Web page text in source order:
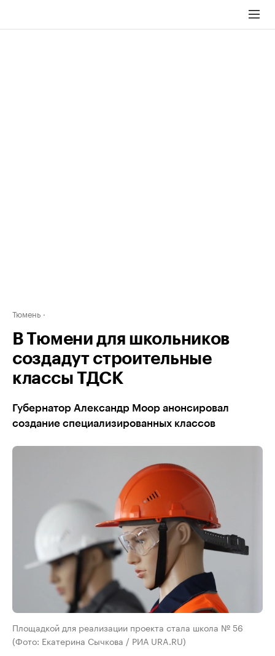
Тюмень
В Тюмени для школьников
создадут строительные
классы ТДСК
Губернатор Александр Моор анонсировал
создание специализированных классов
Площадкой для реализации проекта стала школа № 56
(Фото: Екатерина Сычкова / РИА URA.RU)